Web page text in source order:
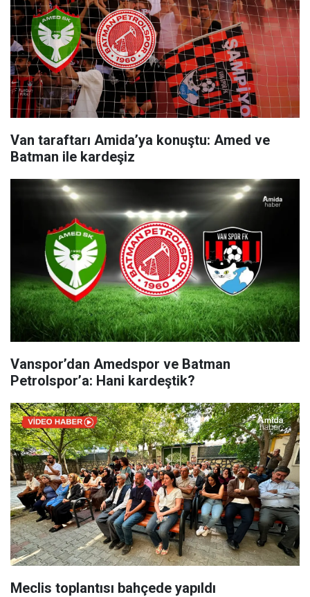
Van taraftarı Amida’ya konuştu: Amed ve
Batman ile kardeşiz
Vanspor’dan Amedspor ve Batman
Petrolspor’a: Hani kardeştik?
Meclis toplantısı bahçede yapıldı